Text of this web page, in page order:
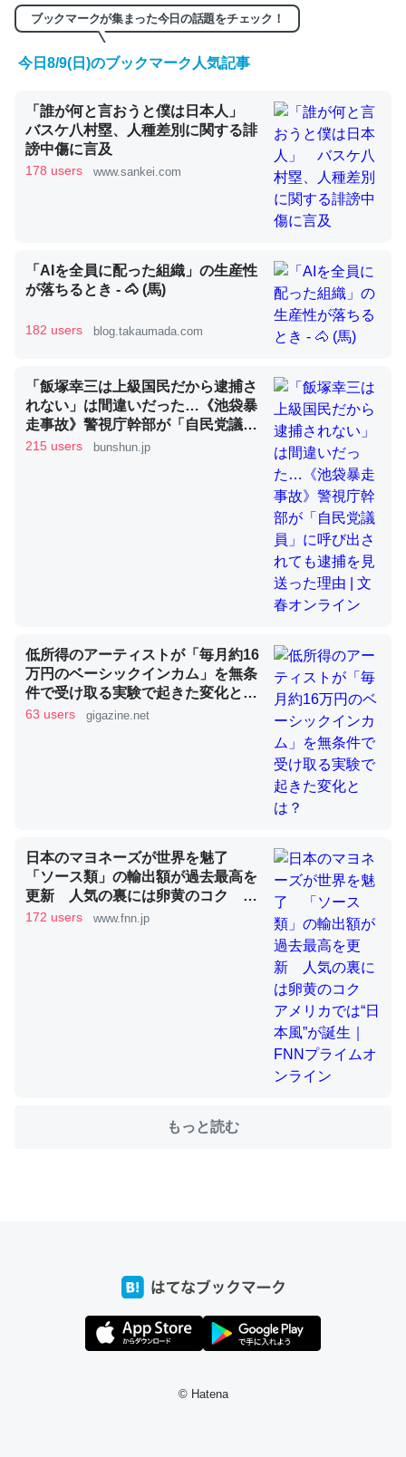
くらい。小説でいう「ずっと前の伏線」は回収されないけ
ど、短期記憶というには多い分量。進化すればするほど分
かりやすく強くなりそう
─GPTの仕組みと限界についての考察（１） - conceptualization
昆虫ってカルシウム少ないのか。知らんかった。調べたら
コオロギのカルシウム分はエビの600分の1程度。
─ニュース :: 【研究発表】昆虫学の大問題＝「昆虫はなぜ海にいな
論文では「淡水はカルシウムも酸素も不足してて両方に不
利だから両方が拮抗してるのでは」とあって面白い。海に
いる鋏角類（カブトガニ・ウミグモ）はカルシウムを使わ
ずキチンを強化してる筈だが、酵素が違うのか？
─ニュース :: 【研究発表】昆虫学の大問題＝「昆虫はなぜ海にいな
これを元に考えるとカルシウムを大量に使う脊椎動物と貝
類は苦労してるんだな…。腹足類だと殻を無くしてナメク
─ニュース :: 【研究発表】昆虫学の大問題＝「昆虫はなぜ海にいな
ウチもEchoを実家に置いて４年。でたまに覗いてる。ぼ
ちぼちRingも置こうかと画策中。あと、Googleマップで
位置情報を共有してる。電池残量や充電中かが分かるので
─たまにLINEするくらいだった遠方の父67歳と僕。ITツール導入で
コミュニケーションが劇的に変化した｜tayorini by LIFULL介護
とかSpotifyを支払う孝行もできる。一生で親と会える残
私も3年前ぐらいに祖母の家に設置した。ポケットWifiみ
ブックマークが集まった今日の話題をチェック！
今日8/9(日)のブックマーク人気記事
「誰が何と言おうと僕は日本人」
バスケ八村塁、人種差別に関する誹
謗中傷に言及
178 users www.sankei.com
「AIを全員に配った組織」の生産性
が落ちるとき - 🐴 (馬)
182 users blog.takaumada.com
「飯塚幸三は上級国民だから逮捕さ
れない」は間違いだった…《池袋暴
走事故》警視庁幹部が「自民党議
員」に呼び出されても逮捕を見送っ
215 users bunshun.jp
低所得のアーティストが「毎月約16
万円のベーシックインカム」を無条
件で受け取る実験で起きた変化と
は？
63 users gigazine.net
日本のマヨネーズが世界を魅了
「ソース類」の輸出額が過去最高を
更新 人気の裏には卵黄のコク ア
メリカでは“日本風”が誕生｜FNNプ
172 users www.fnn.jp
もっと読む
© Hatena